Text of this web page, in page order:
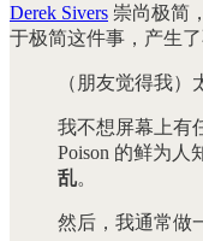
Derek Sivers 崇尚极简
于极简这件事，产生了
（朋友觉得我
我不想屏幕上有
Poison 的鲜为人
乱。
然后，我通常做